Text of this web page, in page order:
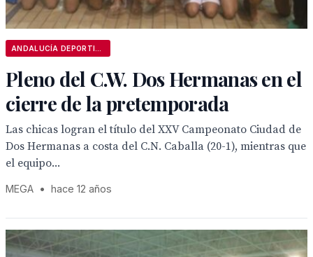
Pleno del C.W. Dos Hermanas en el
cierre de la pretemporada
Las chicas logran el título del XXV Campeonato Ciudad de
Dos Hermanas a costa del C.N. Caballa (20-1), mientras que
el equipo...
MEGA • hace 12 años